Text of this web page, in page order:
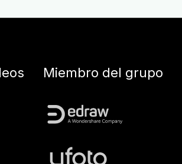
Miembro del grupo